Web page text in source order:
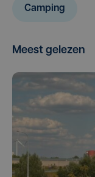
Camping
Meest gelezen